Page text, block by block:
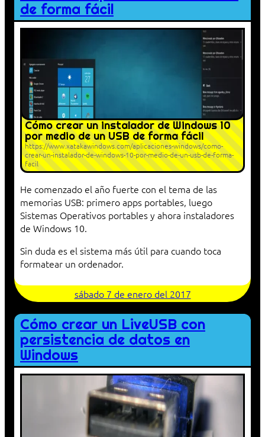
de forma fácil
Cómo crear un instalador de Windows 10
por medio de un USB de forma fácil
https://www.xatakawindows.com/aplicaciones-windows/como-
crear-un-instalador-de-windows-10-por-medio-de-un-usb-de-forma-
facil
He comenzado el año fuerte con el tema de las
memorias USB: primero apps portables, luego
Sistemas Operativos portables y ahora instaladores
de Windows 10.
Sin duda es el sistema más útil para cuando toca
formatear un ordenador.
sábado 7 de enero del 2017
Cómo crear un LiveUSB con
persistencia de datos en
Windows